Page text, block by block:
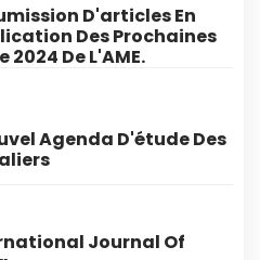
D'articles En
Des Prochaines
2024 De L'AME.
Agenda D'étude Des
Journal Of